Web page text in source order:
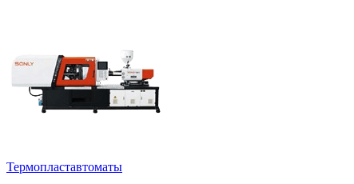
Термопластавтоматы